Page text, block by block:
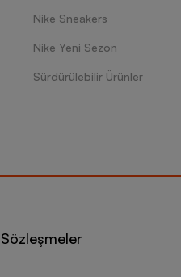
Nike Sneakers
Nike Yeni Sezon
Sürdürülebilir Ürünler
Sözleşmeler